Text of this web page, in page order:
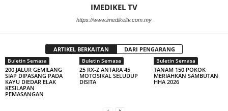
IMEDIKEL TV
https://www.imedikeltv.com.my
ARTIKEL BERKAITAN DARI PENGARANG
Buletin Semasa
200 JALUR GEMILANG
SIAP DIPASANG PADA
KAYU DIEDAR ELAK
KESILAPAN
PEMASANGAN
Buletin Semasa
25 RX-Z ANTARA 45
MOTOSIKAL SELUDUP
DISITA
Buletin Semasa
TANAM 150 POKOK
MERIAHKAN SAMBUTAN
HHA 2026